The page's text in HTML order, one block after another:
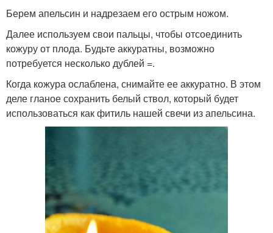
Берем апельсин и надрезаем его острым ножом.
Далее используем свои пальцы, чтобы отсоединить
кожуру от плода. Будьте аккуратны, возможно
потребуется несколько дублей =.
Когда кожура ослаблена, снимайте ее аккуратно. В этом
деле гланое сохранить белый ствол, который будет
использоваться как фитиль нашей свечи из апельсина.